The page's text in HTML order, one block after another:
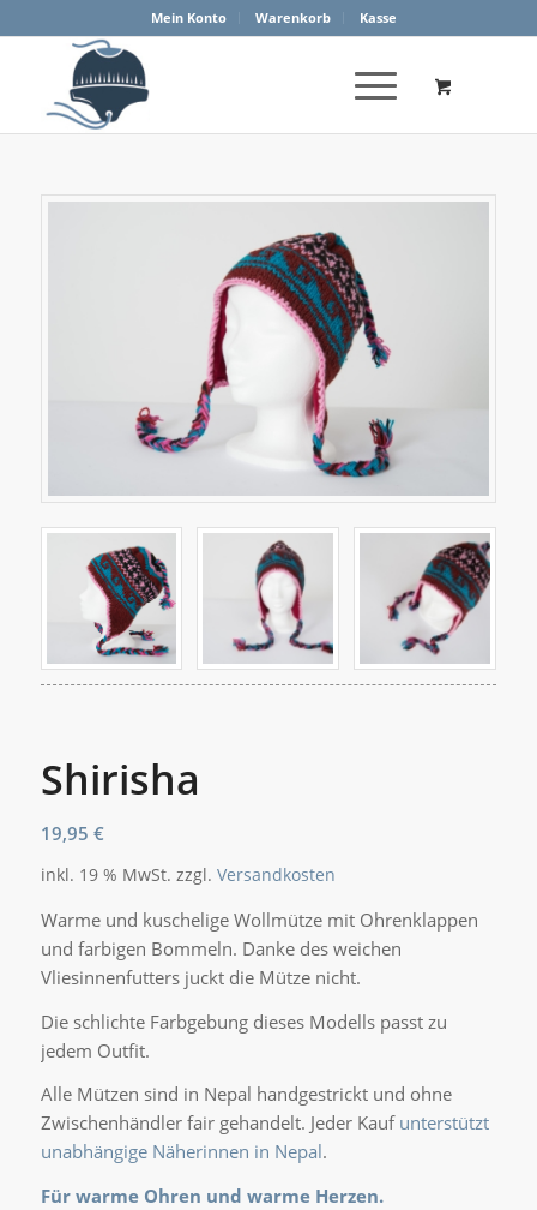
Mein Konto Warenkorb Kasse
Shirisha
19,95 €
inkl. 19 % MwSt. zzgl. Versandkosten
Warme und kuschelige Wollmütze mit Ohrenklappen
und farbigen Bommeln. Danke des weichen
Vliesinnenfutters juckt die Mütze nicht.
Die schlichte Farbgebung dieses Modells passt zu
jedem Outfit.
Alle Mützen sind in Nepal handgestrickt und ohne
Zwischenhändler fair gehandelt. Jeder Kauf unterstützt
unabhängige Näherinnen in Nepal.
Für warme Ohren und warme Herzen.